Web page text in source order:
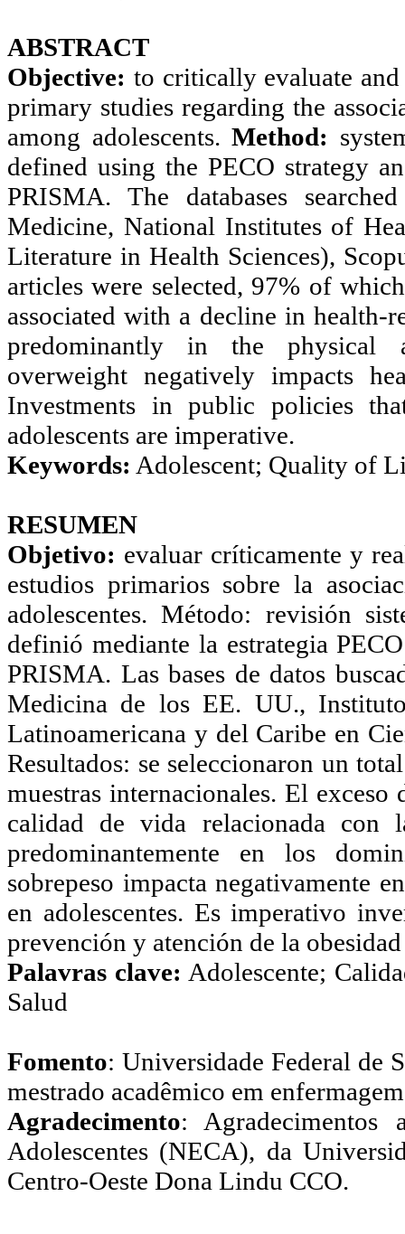
ABSTRACT
Objective: to critically evaluate
primary studies regarding the
among adolescents. Method:
defined using the PECO strategy
PRISMA. The databases
Medicine, National Institutes of
Literature in Health Sciences),
articles were selected, 97% of
associated with a decline in
predominantly in the physical
overweight negatively impacts
Investments in public policies
adolescents are imperative.
Keywords: Adolescent; Quality of
RESUMEN
Objetivo: evaluar críticamente y
estudios primarios sobre la
adolescentes. Método: revisión
definió mediante la estrategia
PRISMA. Las bases de datos
Medicina de los EE. UU.,
Latinoamericana y del Caribe en
Resultados: se seleccionaron un
muestras internacionales. El
calidad de vida relacionada con
predominantemente en los
sobrepeso impacta negativamente
en adolescentes. Es imperativo
prevención y atención de la
Palavras clave: Adolescente;
Salud
Fomento:Universidade Federal de
mestrado acadêmico em
Agradecimento: Agradecimentos
Adolescentes (NECA), da
Centro-Oeste Dona Lindu CCO.